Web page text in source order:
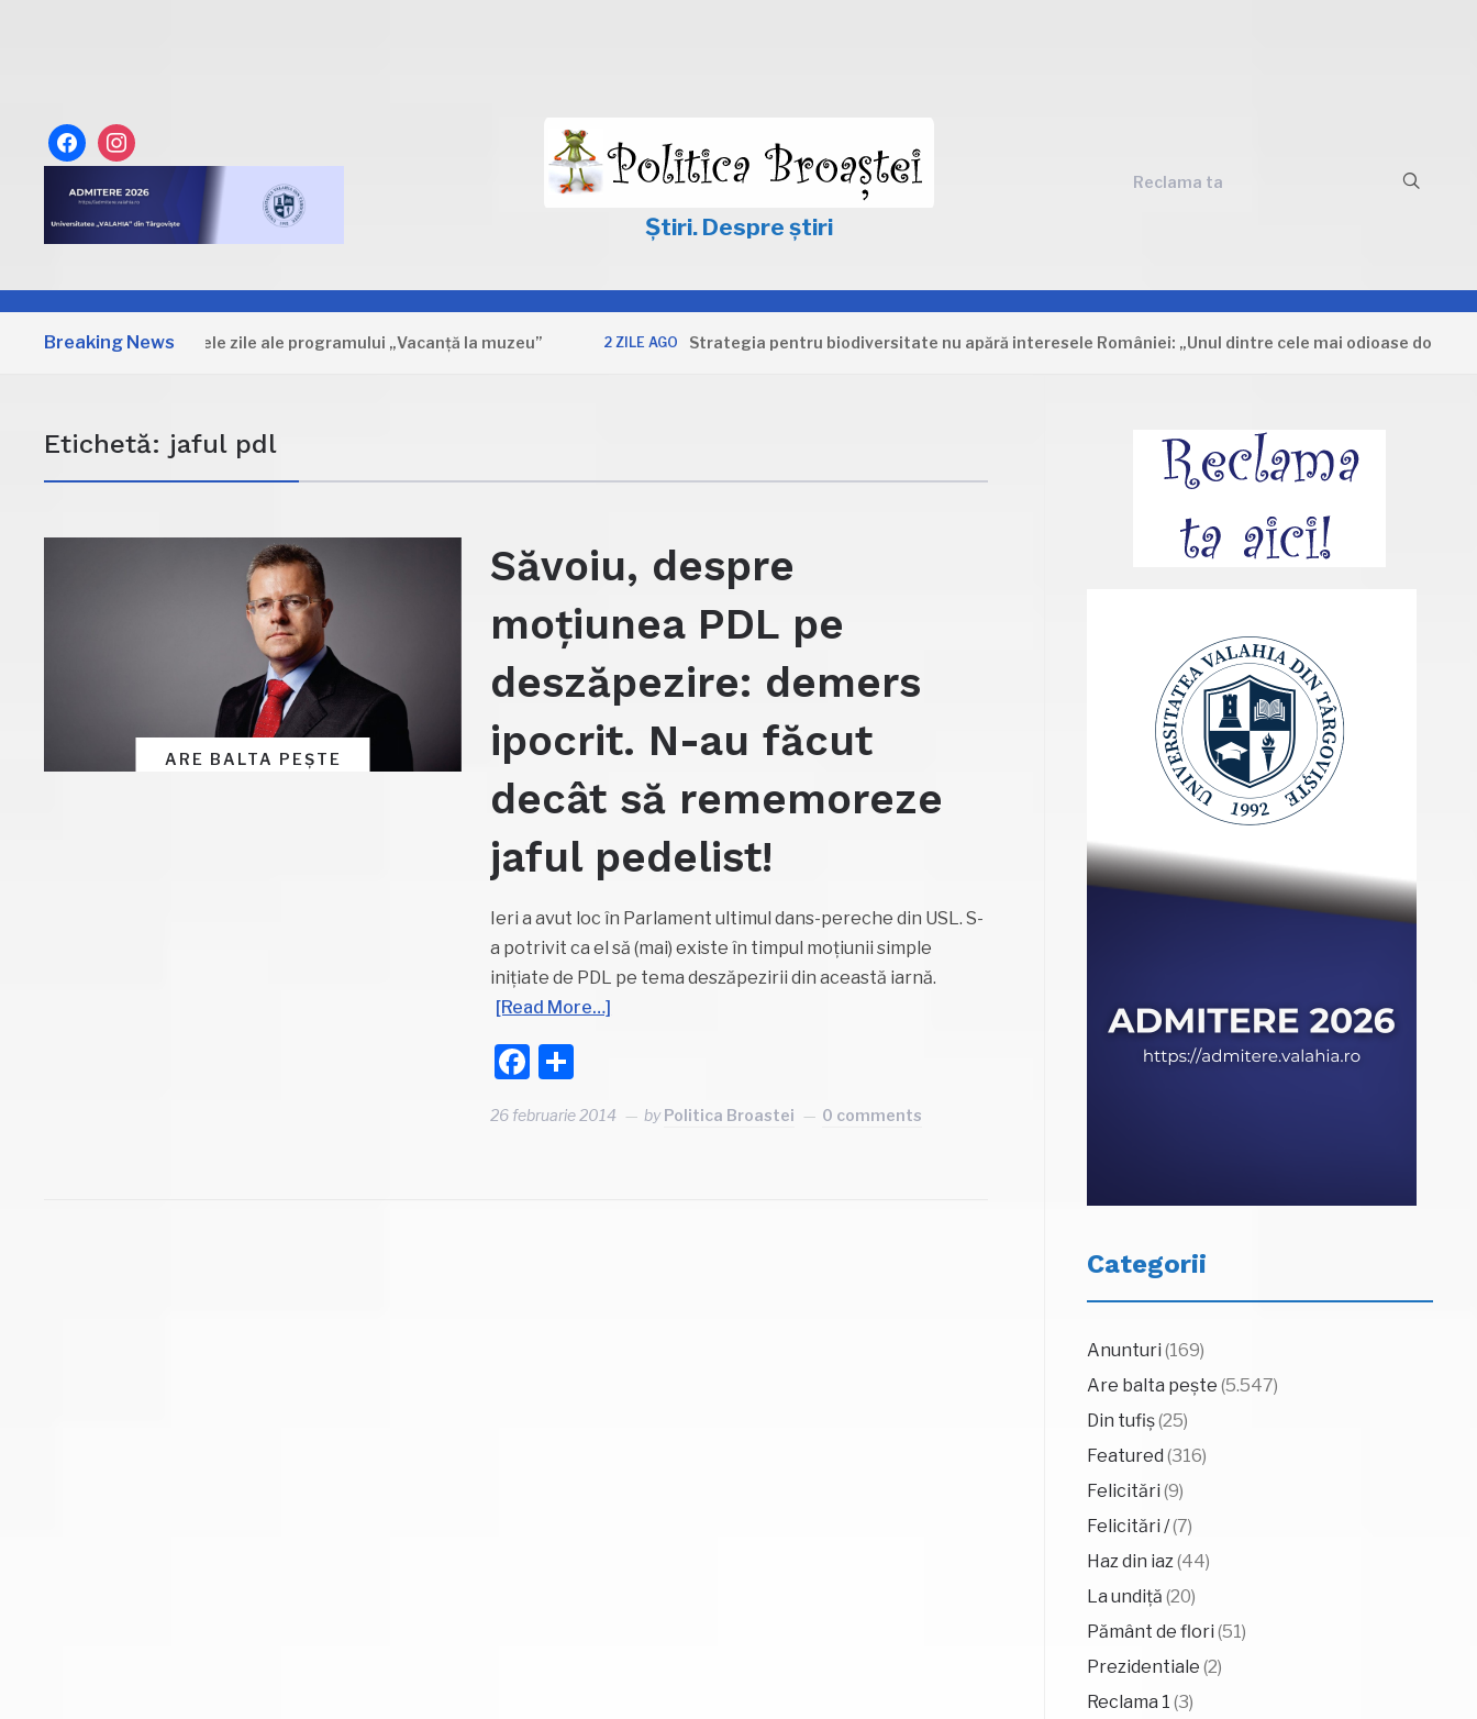
facebookinstagram
Știri. Despre știri
Reclama ta
Breaking News
Dâmbovița: Primele zile ale programului „Vacanță la muzeu” 2 ZILE AGO Strategia pentru biodiversitate nu apără interesele României: „Unul dintre cele mai odioase documente
Etichetă: jaful pdl
ARE BALTA PEȘTE
Săvoiu, despre
moțiunea PDL pe
deszăpezire: demers
ipocrit. N-au făcut
decât să rememoreze
jaful pedelist!
Ieri a avut loc în Parlament ultimul dans-pereche din USL. S-
a potrivit ca el să (mai) existe în timpul moțiunii simple
inițiate de PDL pe tema deszăpezirii din această iarnă.
[Read More…]
Facebook
26 februarie 2014 byPolitica Broastei 0 comments
Categorii
Anunturi (169)
Are balta pește (5.547)
Din tufiș(25)
Featured (316)
Felicitări (9)
Felicitări /(7)
Haz din iaz(44)
La undiță (20)
Pământ de flori (51)
Prezidentiale (2)
Reclama 1 (3)